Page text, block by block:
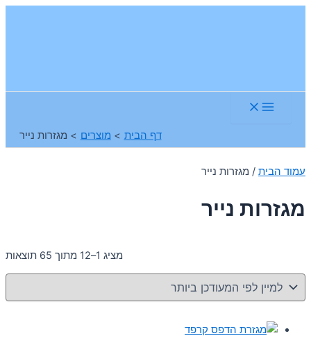
Main
Menu
דף הבית
מוצרים מגזרות נייר
עמוד הבית / מגזרות נייר
מגזרות נייר
מציג 1–12 מתוך 65 תוצאות